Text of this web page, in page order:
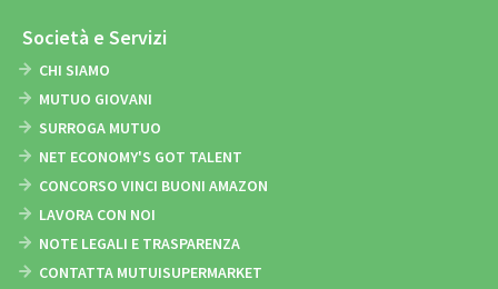
Società e Servizi
CHI SIAMO
MUTUO GIOVANI
SURROGA MUTUO
NET ECONOMY'S GOT TALENT
CONCORSO VINCI BUONI AMAZON
LAVORA CON NOI
NOTE LEGALI E TRASPARENZA
CONTATTA MUTUISUPERMARKET